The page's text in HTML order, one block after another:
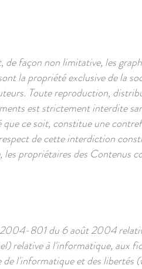
de façon non limitative, les
la propriété exclusive de la
Toute reproduction,
est strictement interdite
ce soit, constitue une
de cette interdiction
propriétaires des Contenus
801 du 6 août 2004
relative à l'informatique, aux
l'informatique et des libertés (